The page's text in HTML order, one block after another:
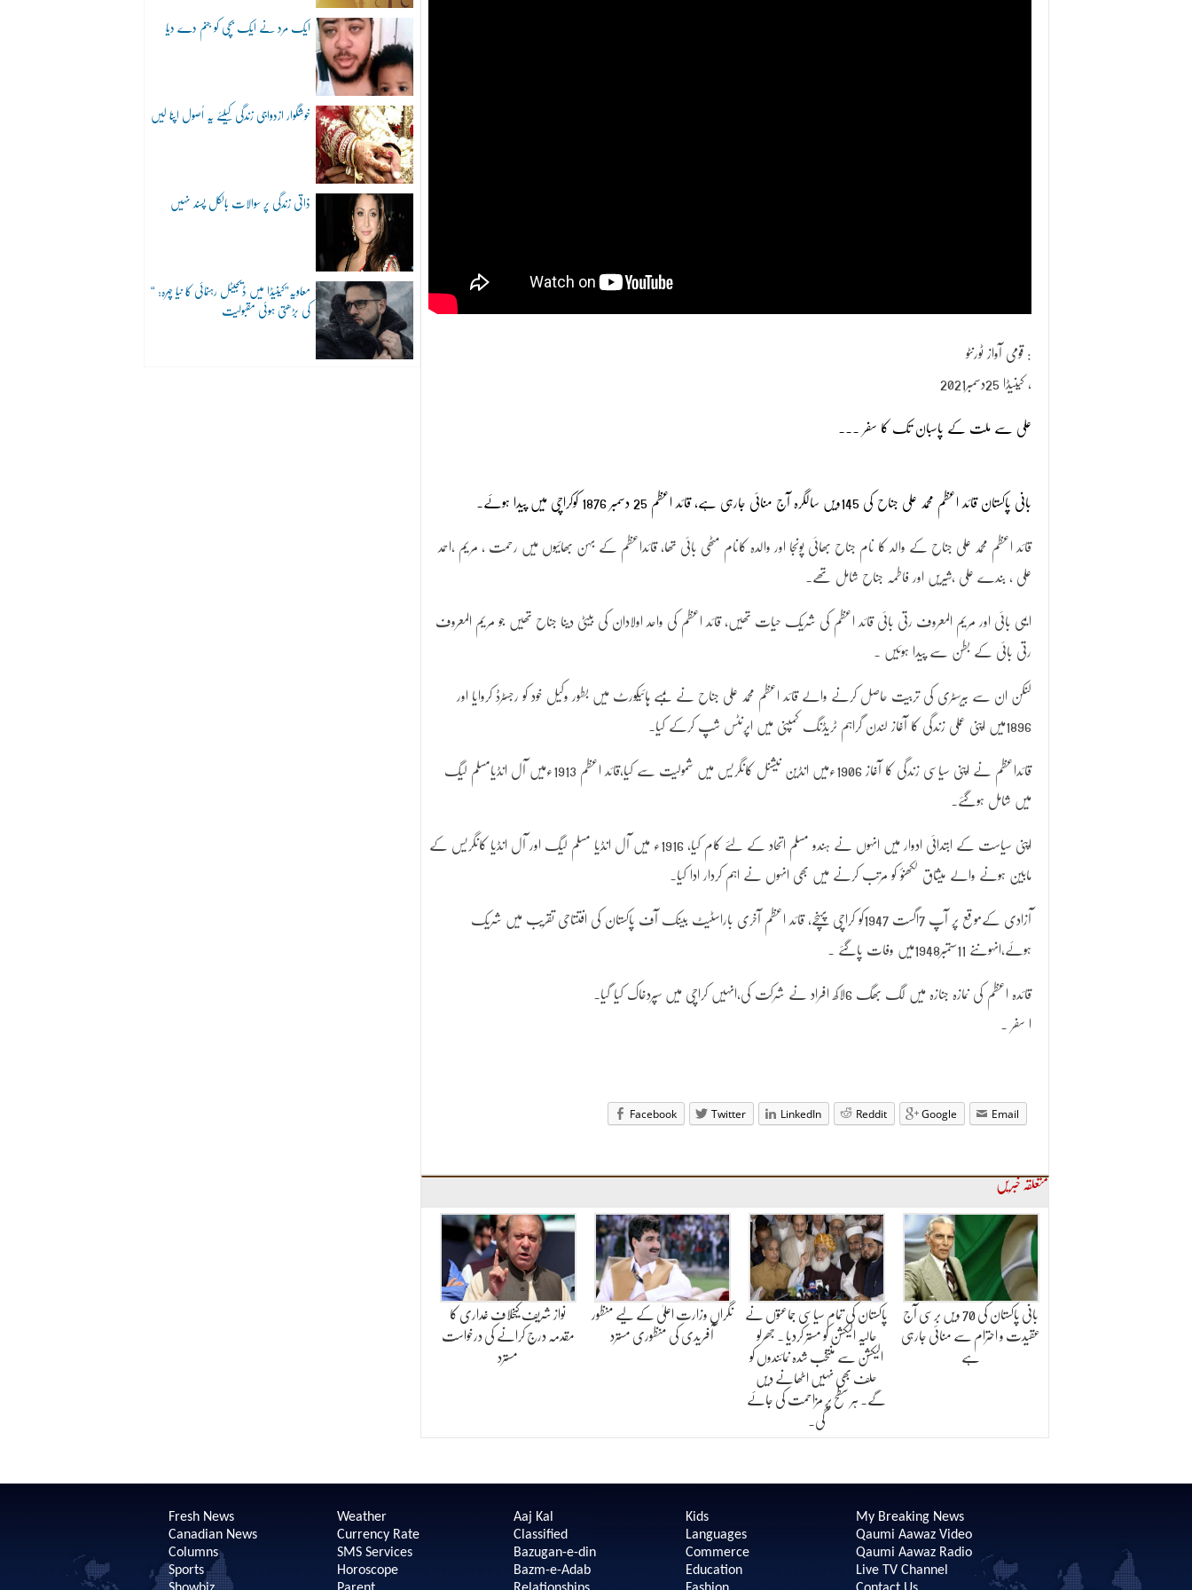
ایک مرد نے ایک بچی کو جنم دے دیا
خوشگوار ازدواجی زندگی کیلئے یہ اُصول اپنا لیں
ذاتی زندگی پر سوالات بالکل پسند نہیں
“معاویہ”کینیڈا میں ڈیجیٹل رہنمائی کا نیا چہرہ:
کی بڑھتی ہوئی مقبولیت
قومی آواز ٹورنٹو :
کینیڈا 25دسمبر2021 ،
علی سے ملت کے پاسبان تک کا سفر ۔۔۔
بانی پاکستان قائد اعظم محمد علی جناح کی 145ویں سالگرہ آج منائی جارہی ہے، قائد اعظم 25 دسمبر 1876 کوکراچی میں پیدا ہوئے۔
قائد اعظم محمد علی جناح کے والد کا نام جناح بھائی پونجا اور والدہ کانام مٹھی بائی تھا، قائداعظم کے بہن بھائیوں میں رحمت ، مریم ،احمد
علی ، بندے علی ،شیریں اور فاطمہ جناح شامل تھے۔
ایمی بائی اور مریم المعروف رتی بائی قائد اعظم کی شریک حیات تھیں، قائد اعظم کی واحد اولادان کی بیٹی دینا جناح تھیں جو مریم المعروف
رتی بائی کے بطن سے پیدا ہوئیں ۔
لنکن ان سے بیرسٹری کی تربیت حاصل کرنے والے قائد اعظم محمد علی جناح نے بمبے ہائیکورٹ میں بطور وکیل خود کو رجسٹرڈ کروایا اور
1896میں اپنی عملی زندگی کا آغاز لندن گراہم ٹریڈنگ کمپنی میں اپرنٹس شپ کرکے کیا۔
قائداعظم نے اپنی سیاسی زندگی کا آغاز 1906ءمیں انڈین نیشنل کانگریس میں شمولیت سے کیا،قائد اعظم 1913ءمیں آل انڈیامسلم لیگ
میں شامل ہوگئے۔
اپنی سیاست کے ابتدائی ادوار میں انہوں نے ہندو مسلم اتحاد کے لئے کام کیا، 1916ء میں آل انڈیا مسلم لیگ اور آل انڈیا کانگریس کے
مابین ہونے والے میثاق لکھنؤ کو مرتب کرنے میں بھی انہوں نے اہم کردار ادا کیا۔
آزادی کےموقع پر آپ 7اگست 1947کو کراچی پہنچے، قائد اعظم آخری باراسٹیٹ بینک آف پاکستان کی افتتاحی تقریب میں شریک
ہوئے،انہوںنے 11ستمبر1948میں وفات پاگئے ۔
قائدہ اعظم کی نمازہ جنازہ میں لگ بھگ 6لاکھ افراد نے شرکت کی،انہیں کراچی میں سپردخاک کیا گیا۔
ا سفر ۔
Facebook Twitter LinkedIn Reddit Google Email
متعلقہ خبریں
بانی پاکستان کی 70 ویں برسی آج
عقیدت و احترام سے منائی جارہی
ہے
پاکستان کی تمام سیاسی جماعتوں نے
حالیہ الیکشن کو مستر کردیا ۔ جھرلو
الیکشن سے منتخب شدہ نمائندوں کو
حلف بھی نہیں اٹھانے دیں
گے۔ ہر سطح پر مزاحمت کی جائے
گی۔
نگراں وزارت اعلیٰ کے لیے منظور
آفریدی کی منظوری مسترد
نواز شریف کیخلاف غداری کا
مقدمہ درج کرانے کی درخواست
مسترد
Fresh News
Canadian News
Columns
Sports
Weather
Currency Rate
SMS Services
Horoscope
Aaj Kal
Classified
Bazugan-e-din
Bazm-e-Adab
Kids
Languages
Commerce
Education
My Breaking News
Qaumi Aawaz Video
Qaumi Aawaz Radio
Live TV Channel